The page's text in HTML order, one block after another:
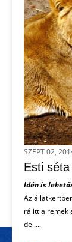
SZEPT 02,
Esti
Idén is
Az
rá itt a remek
de ....